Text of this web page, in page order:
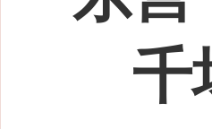
千